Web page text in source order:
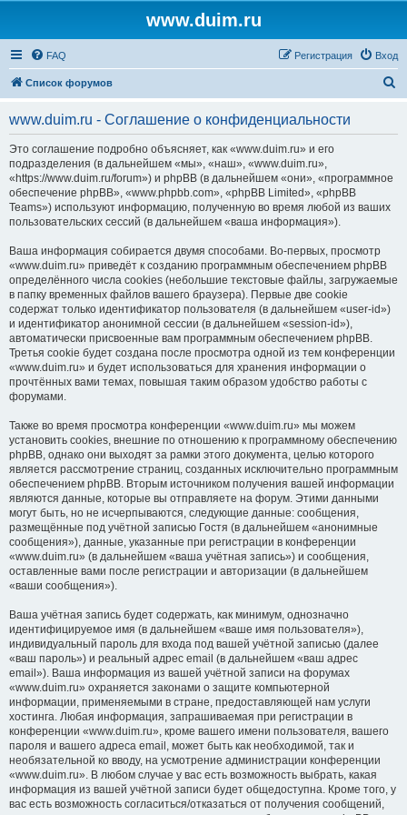
www.duim.ru
FAQ Вход
Регистрация
Список форумов
www.duim.ru - Соглашение о конфиденциальности
Это соглашение подробно объясняет, как «www.duim.ru» и его
подразделения (в дальнейшем «мы», «наш», «www.duim.ru»,
«https://www.duim.ru/forum») и phpBB (в дальнейшем «они», «программное
обеспечение phpBB», «www.phpbb.com», «phpBB Limited», «phpBB
Teams») используют информацию, полученную во время любой из ваших
пользовательских сессий (в дальнейшем «ваша информация»).
Ваша информация собирается двумя способами. Во-первых, просмотр
«www.duim.ru» приведёт к созданию программным обеспечением phpBB
определённого числа cookies (небольшие текстовые файлы, загружаемые
в папку временных файлов вашего браузера). Первые две cookie
содержат только идентификатор пользователя (в дальнейшем «user-id»)
и идентификатор анонимной сессии (в дальнейшем «session-id»),
автоматически присвоенные вам программным обеспечением phpBB.
Третья cookie будет создана после просмотра одной из тем конференции
«www.duim.ru» и будет использоваться для хранения информации о
прочтённых вами темах, повышая таким образом удобство работы с
форумами.
Также во время просмотра конференции «www.duim.ru» мы можем
установить cookies, внешние по отношению к программному обеспечению
phpBB, однако они выходят за рамки этого документа, целью которого
является рассмотрение страниц, созданных исключительно программным
обеспечением phpBB. Вторым источником получения вашей информации
являются данные, которые вы отправляете на форум. Этими данными
могут быть, но не исчерпываются, следующие данные: сообщения,
размещённые под учётной записью Гостя (в дальнейшем «анонимные
сообщения»), данные, указанные при регистрации в конференции
«www.duim.ru» (в дальнейшем «ваша учётная запись») и сообщения,
оставленные вами после регистрации и авторизации (в дальнейшем
«ваши сообщения»).
Ваша учётная запись будет содержать, как минимум, однозначно
идентифицируемое имя (в дальнейшем «ваше имя пользователя»),
индивидуальный пароль для входа под вашей учётной записью (далее
«ваш пароль») и реальный адрес email (в дальнейшем «ваш адрес
email»). Ваша информация из вашей учётной записи на форумах
«www.duim.ru» охраняется законами о защите компьютерной
информации, применяемыми в стране, предоставляющей нам услуги
хостинга. Любая информация, запрашиваемая при регистрации в
конференции «www.duim.ru», кроме вашего имени пользователя, вашего
пароля и вашего адреса email, может быть как необходимой, так и
необязательной ко вводу, на усмотрение администрации конференции
«www.duim.ru». В любом случае у вас есть возможность выбрать, какая
информация из вашей учётной записи будет общедоступна. Кроме того, у
вас есть возможность согласиться/отказаться от получения сообщений,